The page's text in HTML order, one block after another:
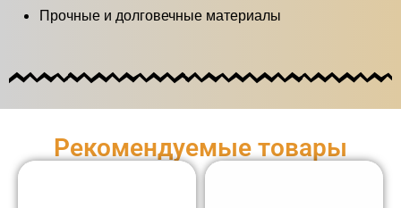
Прочные и долговечные материалы
Рекомендуемые товары